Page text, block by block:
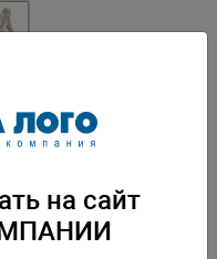
в аквариумистике и
на сайт